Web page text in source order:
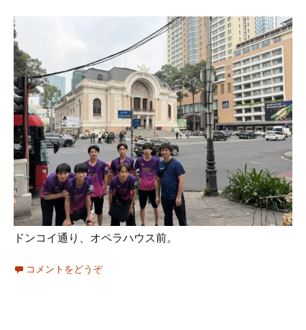
ドンコイ通り、オペラハウス前。
コメントをどうぞ